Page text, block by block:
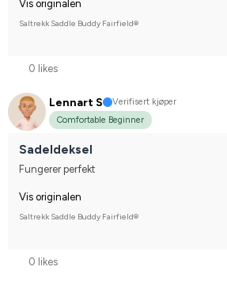
Vis originalen
Saltrekk Saddle Buddy Fairfield®
0 likes
Lennart S
Verifisert kjøper
Comfortable Beginner
Sadeldeksel
Fungerer perfekt
Vis originalen
Saltrekk Saddle Buddy Fairfield®
0 likes